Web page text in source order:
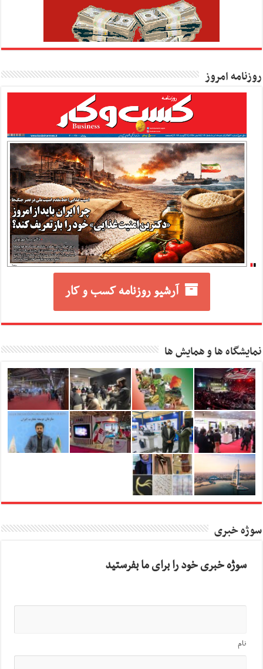
روزنامه امروز
آرشیو روزنامه کسب و کار
نمایشگاه ها و همایش ها
سوژه خبری
سوژه خبری خود را برای ما بفرستید
نام